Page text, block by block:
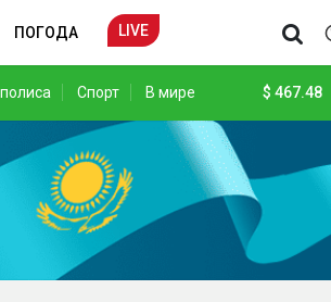
ПОГОДА LIVE
Спорт В мире $ 467.48